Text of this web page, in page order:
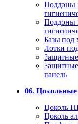
Поддоны
Поддоны
Базы под
Лотки
панель
06. Цокольные
Цоколь
Цоколь